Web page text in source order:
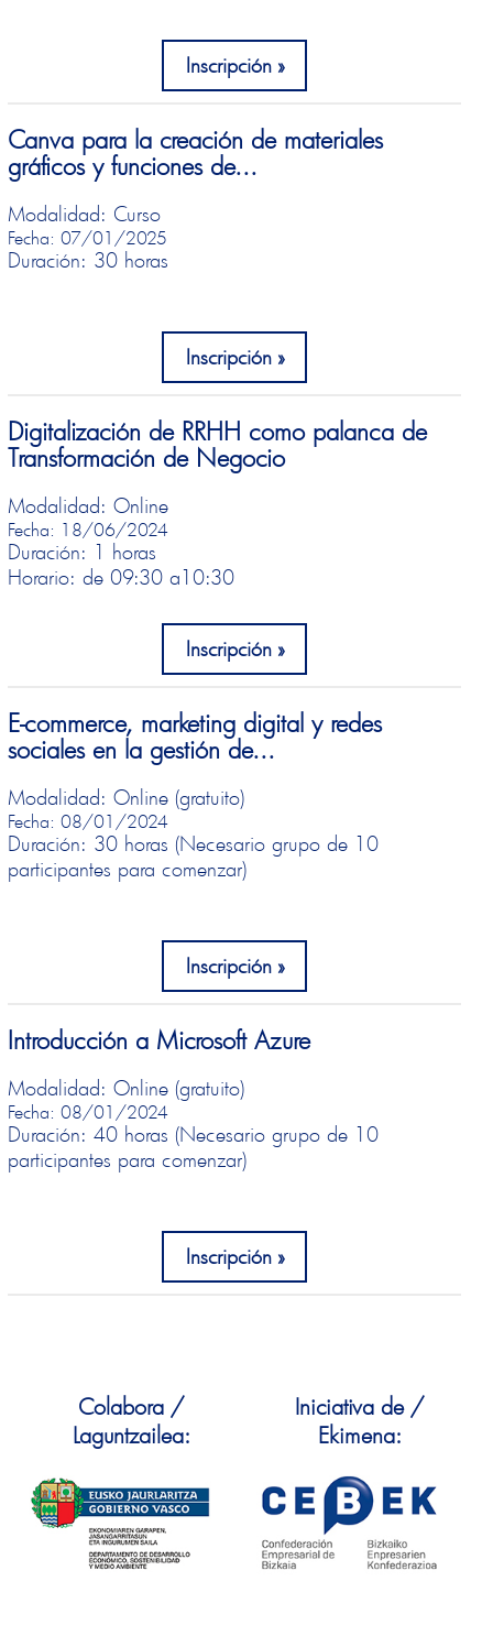
Inscripción
Canva para la creación de materiales
gráficos y funciones de...
Modalidad: Curso
Fecha: 07/01/2025
Duración: 30 horas
Inscripción
Digitalización de RRHH como palanca de
Transformación de Negocio
Modalidad: Online
Fecha: 18/06/2024
Duración: 1 horas
Horario: de 09:30 a10:30
Inscripción
E-commerce, marketing digital y redes
sociales en la gestión de...
Modalidad: Online (gratuito)
Fecha: 08/01/2024
Duración: 30 horas (Necesario grupo de 10
participantes para comenzar)
Inscripción
Introducción a Microsoft Azure
Modalidad: Online (gratuito)
Fecha: 08/01/2024
Duración: 40 horas (Necesario grupo de 10
participantes para comenzar)
Inscripción
Colabora /
Laguntzailea:
Iniciativa de /
Ekimena: